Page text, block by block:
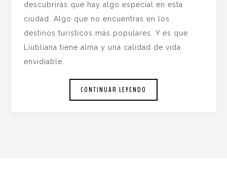
descubrirás que hay algo especial en esta
ciudad. Algo que no encuentras en los
destinos turísticos más populares. Y es que
Liubliana tiene alma y una calidad de vida
envidiable.
CONTINUAR LEYENDO